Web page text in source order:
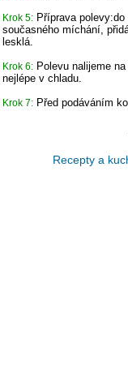
Krok 5: Příprava
současného míchání,
lesklá.
Krok 6: Polevu nalijeme
nejlépe v chladu.
Krok 7: Před podáváním
Recepty a